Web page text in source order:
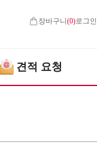
장바구니(0)로그인
견적 요청